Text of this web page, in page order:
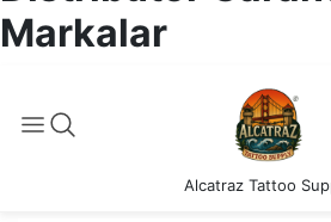
Markalar
Alcatraz Tattoo